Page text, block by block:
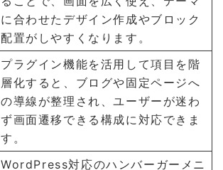
に合わせたデザイン作成やブロック
配置がしやすくなります。
プラグイン機能を活用して項目を階
層化すると、ブログや固定ページへ
の導線が整理され、ユーザーが迷わ
ず画面遷移できる構成に対応できま
す。
WordPress対応のハンバーガーメニ